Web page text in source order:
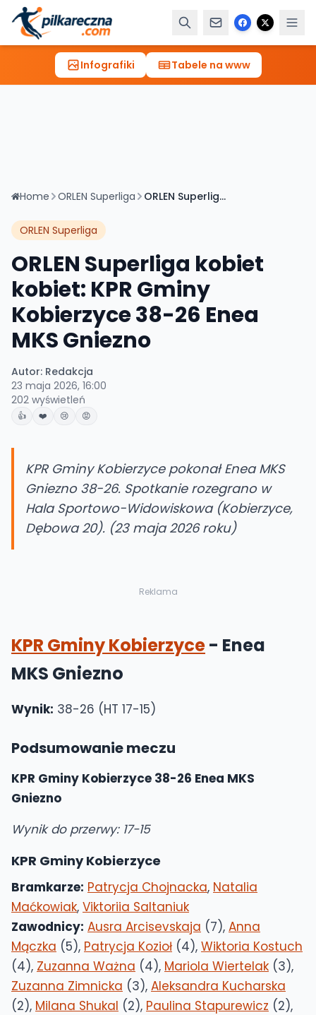
Infografiki Tabele na www
Home ORLEN Superliga ORLEN Superliga kobiet kobiet: KPR Gminy Kobierzyce 38-26 Enea MKS Gniezno
ORLEN Superliga
ORLEN Superliga kobiet
kobiet: KPR Gminy
Kobierzyce 38-26 Enea
MKS Gniezno
Autor: Redakcja
23 maja 2026, 16:00
202 wyświetleń
👍 ❤️ 😢 😡
KPR Gminy Kobierzyce pokonał Enea MKS
Gniezno 38-26. Spotkanie rozegrano w
Hala Sportowo-Widowiskowa (Kobierzyce,
Dębowa 20). (23 maja 2026 roku)
Reklama
KPR Gminy Kobierzyce- Enea
MKS Gniezno
Wynik: 38-26 (HT 17-15)
Podsumowanie meczu
KPR Gminy Kobierzyce 38-26 Enea MKS
Gniezno
Wynik do przerwy: 17-15
KPR Gminy Kobierzyce
Bramkarze: Patrycja Chojnacka, Natalia
Maćkowiak, Viktoriia Saltaniuk
Zawodnicy: Ausra Arcisevskaja (7), Anna
Mączka (5), Patrycja Kozioł(4), Wiktoria Kostuch
(4), Zuzanna Ważna (4), Mariola Wiertelak (3),
Zuzanna Zimnicka (3), Aleksandra Kucharska
(2), Milana Shukal (2), Paulina Stapurewicz (2),